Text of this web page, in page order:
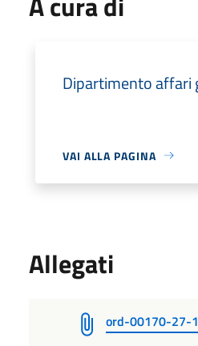
Dipartimento affari
VAI ALLA PAGINA
Allegati
ord-00170-27-